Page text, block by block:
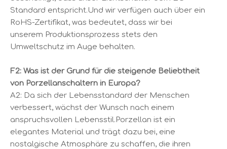
Standard entspricht.Und wir verfügen auch über ein
RoHS-Zertifikat, was bedeutet, dass wir bei
unserem Produktionsprozess stets den
Umweltschutz im Auge behalten.
F2: Was ist der Grund für die steigende Beliebtheit
von Porzellanschaltern in Europa?
A2: Da sich der Lebensstandard der Menschen
verbessert, wächst der Wunsch nach einem
anspruchsvollen Lebensstil.Porzellan ist ein
elegantes Material und trägt dazu bei, eine
nostalgische Atmosphäre zu schaffen, die ihren